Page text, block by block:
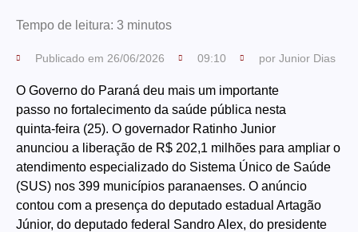
Tempo de leitura: 3 minutos
Publicado em 26/06/2026 09:10 por Junior Dias
O Governo do Paraná deu mais um importante
passo no fortalecimento da saúde pública nesta
quinta-feira (25). O governador Ratinho Junior
anunciou a liberação de R$ 202,1 milhões para ampliar o
atendimento especializado do Sistema Único de Saúde
(SUS) nos 399 municípios paranaenses. O anúncio
contou com a presença do deputado estadual Artagão
Júnior, do deputado federal Sandro Alex, do presidente